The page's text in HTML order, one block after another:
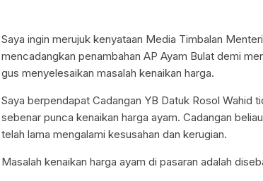
Saya ingin merujuk kenyataan Media Timbalan
mencadangkan penambahan AP Ayam Bulat demi
gus menyelesaikan masalah kenaikan harga.
Saya berpendapat Cadangan YB Datuk Rosol Wahid
sebenar punca kenaikan harga ayam. Cadangan
telah lama mengalami kesusahan dan kerugian.
Masalah kenaikan harga ayam di pasaran adalah